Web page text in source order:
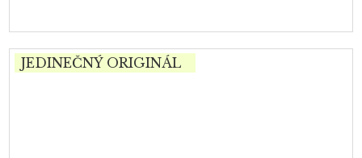
JEDINEČNÝ ORIGINÁL